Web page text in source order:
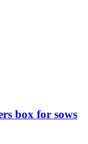
box for sows